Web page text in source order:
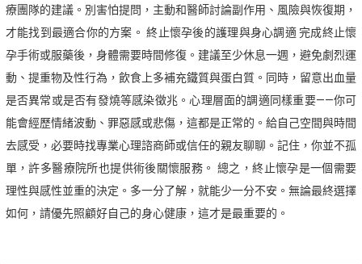
療團隊的建議。別害怕提問，主動和醫師討論副作用、風險與恢復期，
才能找到最適合你的方案。 終止懷孕後的護理與身心調適 完成終止懷
孕手術或服藥後，身體需要時間修復。建議至少休息一週，避免劇烈運
動、提重物及性行為，飲食上多補充鐵質與蛋白質。同時，留意出血量
是否異常或是否有發燒等感染徵兆。心理層面的調適同樣重要——你可
能會經歷情緒波動、罪惡感或悲傷，這都是正常的。給自己空間與時間
去感受，必要時找專業心理諮商師或信任的親友聊聊。記住，你並不孤
單，許多醫療院所也提供術後關懷服務。 總之，終止懷孕是一個需要
理性與感性並重的決定。多一分了解，就能少一分不安。無論最終選擇
如何，請優先照顧好自己的身心健康，這才是最重要的。